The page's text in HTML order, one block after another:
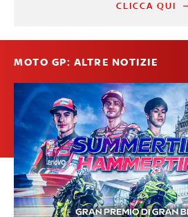
CLICCA QUI
MOTO GP: ALTRE NOTIZIE